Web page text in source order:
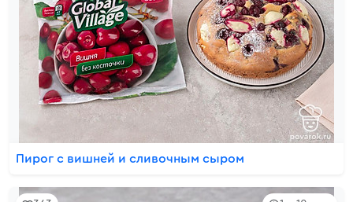
Пирог с вишней и сливочным сыром